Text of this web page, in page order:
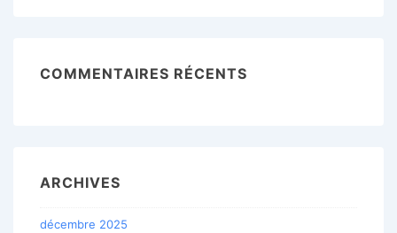
COMMENTAIRES RÉCENTS
ARCHIVES
décembre 2025